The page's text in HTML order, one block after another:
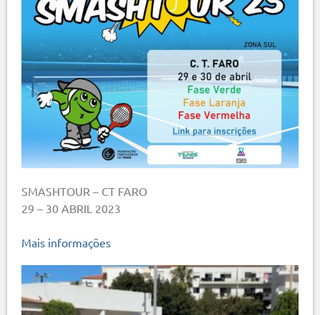
SMASHTOUR – CT FARO
29 – 30 ABRIL 2023
Mais informações